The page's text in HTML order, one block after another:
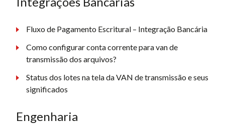
Fluxo de Pagamento Escritural – Integração Bancária
Como configurar conta corrente para van de
transmissão dos arquivos?
Status dos lotes na tela da VAN de transmissão e seus
significados
Engenharia